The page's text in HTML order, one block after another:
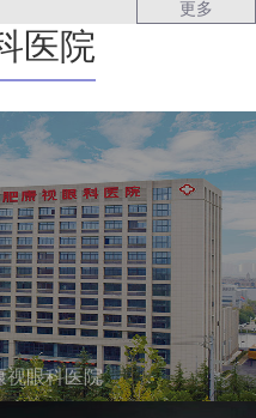
更多
医院
视眼科医院